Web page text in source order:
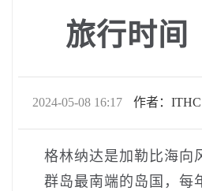
旅行时间
2024-05-08 16:17 作者：
格林纳达是加勒比海向
群岛最南端的岛国，每